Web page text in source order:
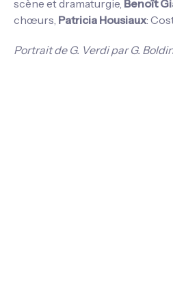
scène et dramaturgie, Benoît
chœurs, Patricia Housiaux:
Portrait de G. Verdi par G.